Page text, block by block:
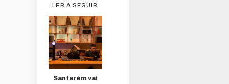
LER A SEGUIR
Santarém vai